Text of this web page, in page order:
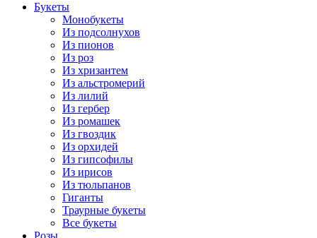
Букеты
Монобукеты
Из подсолнухов
Из пионов
Из роз
Из хризантем
Из альстромерий
Из лилий
Из гербер
Из ромашек
Из гвоздик
Из орхидей
Из гипсофилы
Из ирисов
Из тюльпанов
Гиганты
Траурные букеты
Все букеты
Розы